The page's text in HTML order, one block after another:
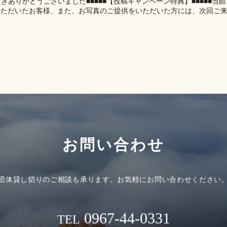
だいたお客様、また、お写真のご提供をいただいた方には、次回ご来
お問い合わせ
体貸し切りのご相談も承ります。 お気軽にお問い合わせください
TEL 0967-44-0331